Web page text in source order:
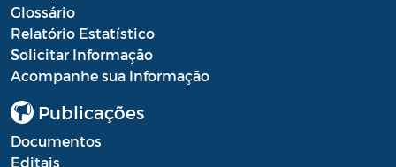
Extrato de Contratos
Extrato de Inexigibilidade
Glossário
Relatório Estatístico
Solicitar Informação
Acompanhe sua Informação
Publicações
Documentos
Editais